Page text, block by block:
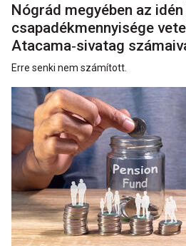
Nógrád megyében az
csapadékmennyisége
Atacama‑sivatag
Erre senki nem számított.